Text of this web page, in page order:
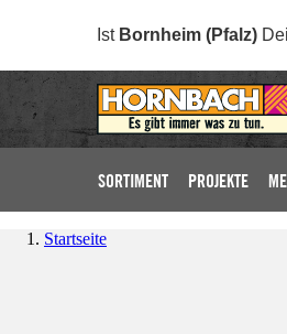
Ist Bornheim (Pfalz)
SORTIMENT PROJEKTE
Startseite